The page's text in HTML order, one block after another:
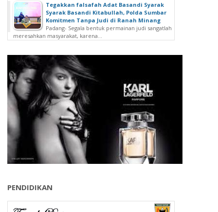
Tegakkan falsafah Adat Basandi Syarak
Syarak Basandi Kitabullah, Polda Sumbar
Komitmen Tanpa Judi di Ranah Minang
Padang- Segala bentuk permainan judi sangatlah
meresahkan masyarakat, karena...
PENDIDIKAN